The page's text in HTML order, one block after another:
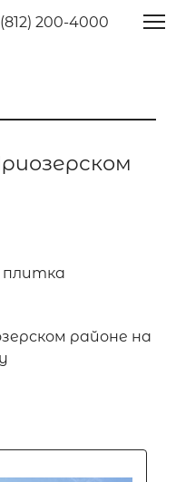
200-4000
плитка
районе на